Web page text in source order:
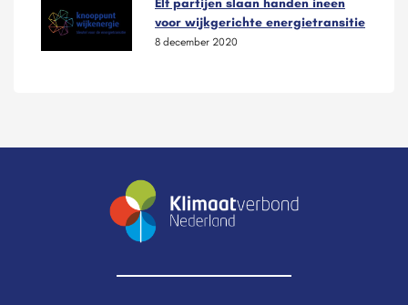
voor wijkgerichte energietransitie
8 december 2020